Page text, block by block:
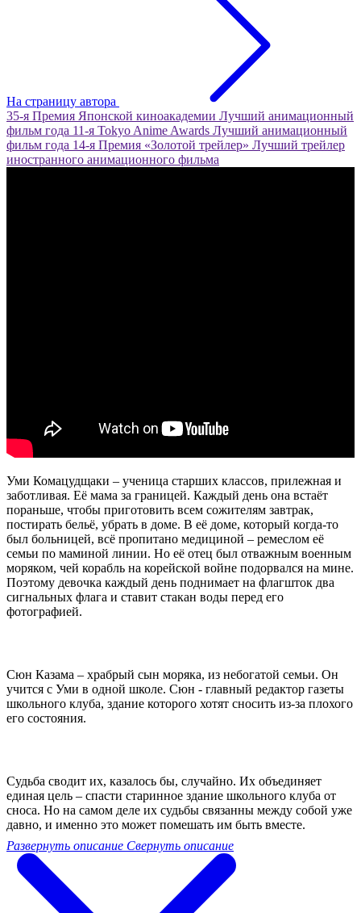
На страницу автора
35-я Премия Японской киноакадемии Лучший анимационный
фильм года 11-я Tokyo Anime Awards Лучший анимационный
фильм года 14-я Премия «Золотой трейлер» Лучший трейлер
иностранного анимационного фильма
Уми Комацудщаки – ученица старших классов, прилежная и
заботливая. Её мама за границей. Каждый день она встаёт
пораньше, чтобы приготовить всем сожителям завтрак,
постирать бельё, убрать в доме. В её доме, который когда-то
был больницей, всё пропитано медициной – ремеслом её
семьи по маминой линии. Но её отец был отважным военным
моряком, чей корабль на корейской войне подорвался на мине.
Поэтому девочка каждый день поднимает на флагшток два
сигнальных флага и ставит стакан воды перед его
фотографией.
Сюн Казама – храбрый сын моряка, из небогатой семьи. Он
учится с Уми в одной школе. Сюн - главный редактор газеты
школьного клуба, здание которого хотят сносить из-за плохого
его состояния.
Судьба сводит их, казалось бы, случайно. Их объединяет
единая цель – спасти старинное здание школьного клуба от
сноса. Но на самом деле их судьбы связанны между собой уже
давно, и именно это может помешать им быть вместе.
Развернуть описание Свернуть описание